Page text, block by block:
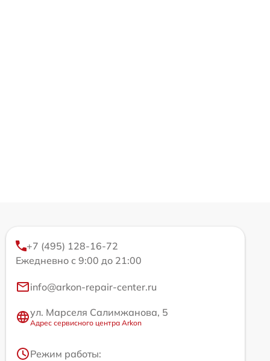
+7 (495) 128-16-72
Ежедневно с 9:00 до 21:00
info@arkon-repair-center.ru
ул. Марселя Салимжанова, 5
Адрес сервисного центра Arkon
Режим работы: